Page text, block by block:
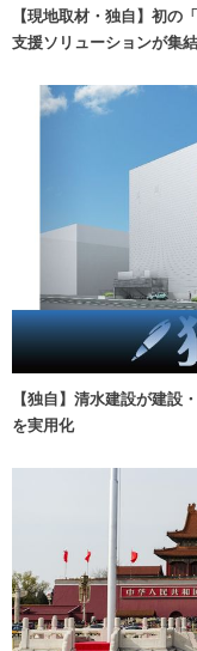
【現地取材・独自】初の
支援ソリューションが集結
【独自】清水建設が建設
を実用化